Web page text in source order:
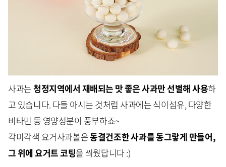
사과는청정지역에서 재배되는 맛 좋은 사과만 선별해 사용하
고 있습니다. 다들 아시는 것처럼 사과에는 식이섬유, 다양한
비타민 등 영양성분이 풍부하죠~
각미각색 요거사과볼은동결건조한 사과를 동그랗게 만들어,
그 위에 요거트 코팅을 씌웠답니다 :)